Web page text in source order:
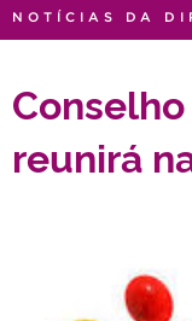
INTERNACIONAL
NOTÍCIAS DA
reunirá